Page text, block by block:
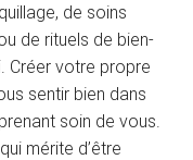
de soins
de rituels de bien-
Créer votre propre
sentir bien dans
soin de vous.
mérite d’être